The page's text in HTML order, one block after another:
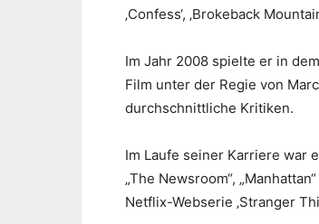
‚Confess‘, ‚Brokeback
Im Jahr 2008 spielte er in
Film unter der Regie von
durchschnittliche Kritiken.
Im Laufe seiner Karriere war
„The Newsroom“,
Netflix-Webserie ‚Stranger